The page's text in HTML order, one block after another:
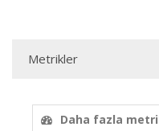
Metrikler
Daha fazla